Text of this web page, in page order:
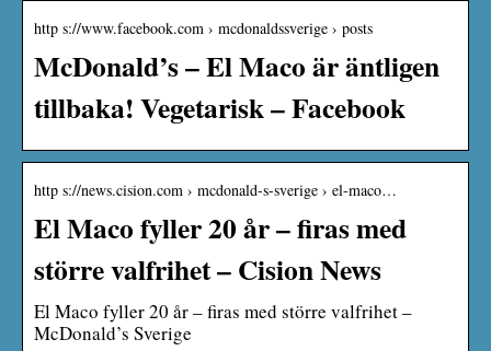
http s://www.facebook.com › mcdonaldssverige › posts
McDonald’s – El Maco är äntligen
tillbaka! Vegetarisk – Facebook
http s://news.cision.com › mcdonald-s-sverige › el-maco…
El Maco fyller 20 år – firas med
större valfrihet – Cision News
El Maco fyller 20 år – firas med större valfrihet –
McDonald’s Sverige